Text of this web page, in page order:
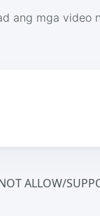
ang mga video
ALLOW/